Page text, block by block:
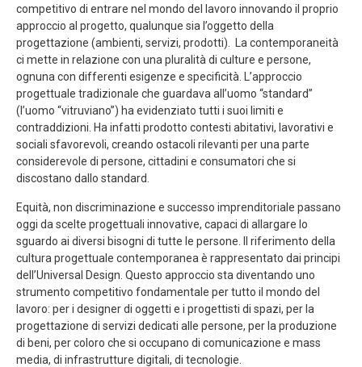
competitivo di entrare nel mondo del lavoro innovando il proprio
approccio al progetto, qualunque sia l’oggetto della
progettazione (ambienti, servizi, prodotti). La contemporaneità
ci mette in relazione con una pluralità di culture e persone,
ognuna con differenti esigenze e specificità. L’approccio
progettuale tradizionale che guardava all’uomo “standard”
(l’uomo “vitruviano”) ha evidenziato tutti i suoi limiti e
contraddizioni. Ha infatti prodotto contesti abitativi, lavorativi e
sociali sfavorevoli, creando ostacoli rilevanti per una parte
considerevole di persone, cittadini e consumatori che si
discostano dallo standard.
Equità, non discriminazione e successo imprenditoriale passano
oggi da scelte progettuali innovative, capaci di allargare lo
sguardo ai diversi bisogni di tutte le persone. Il riferimento della
cultura progettuale contemporanea è rappresentato dai principi
dell’Universal Design. Questo approccio sta diventando uno
strumento competitivo fondamentale per tutto il mondo del
lavoro: per i designer di oggetti e i progettisti di spazi, per la
progettazione di servizi dedicati alle persone, per la produzione
di beni, per coloro che si occupano di comunicazione e mass
media, di infrastrutture digitali, di tecnologie.